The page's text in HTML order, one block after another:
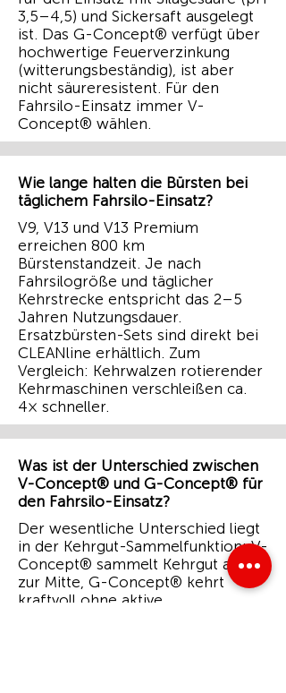
3,5–4,5) und Sickersaft ausgelegt
ist. Das G-Concept® verfügt über
hochwertige Feuerverzinkung
(witterungsbeständig), ist aber
nicht säureresistent. Für den
Fahrsilo-Einsatz immer V-
Concept® wählen.
Wie lange halten die Bürsten bei
täglichem Fahrsilo-Einsatz?
V9, V13 und V13 Premium
erreichen 800 km
Bürstenstandzeit. Je nach
Fahrsilogröße und täglicher
Kehrstrecke entspricht das 2–5
Jahren Nutzungsdauer.
Ersatzbürsten-Sets sind direkt bei
CLEANline erhältlich. Zum
Vergleich: Kehrwalzen rotierender
Kehrmaschinen verschleißen ca.
4× schneller.
Was ist der Unterschied zwischen
V-Concept® und G-Concept® für
den Fahrsilo-Einsatz?
Der wesentliche Unterschied liegt
in der Kehrgut-Sammelfunktion: V-
Concept® sammelt Kehrgut aktiv
zur Mitte, G-Concept® kehrt
kraftvoll ohne aktive